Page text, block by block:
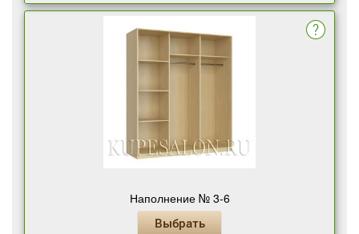
Наполнение № 3-6
Выбрать